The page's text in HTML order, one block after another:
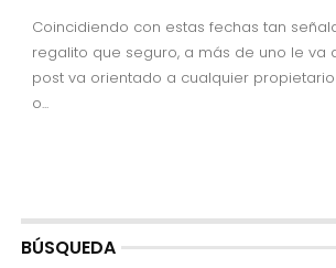
Coincidiendo con estas fechas tan
regalito que seguro, a más de uno le va
post va orientado a cualquier
o...
BÚSQUEDA